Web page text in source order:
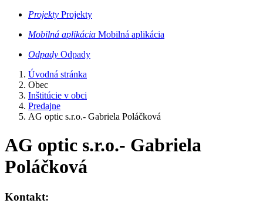
Projekty Projekty
Mobilná aplikácia Mobilná aplikácia
Odpady Odpady
Úvodná stránka
Obec
Inštitúcie v obci
Predajne
AG optic s.r.o.- Gabriela Poláčková
AG optic s.r.o.- Gabriela
Poláčková
Kontakt: